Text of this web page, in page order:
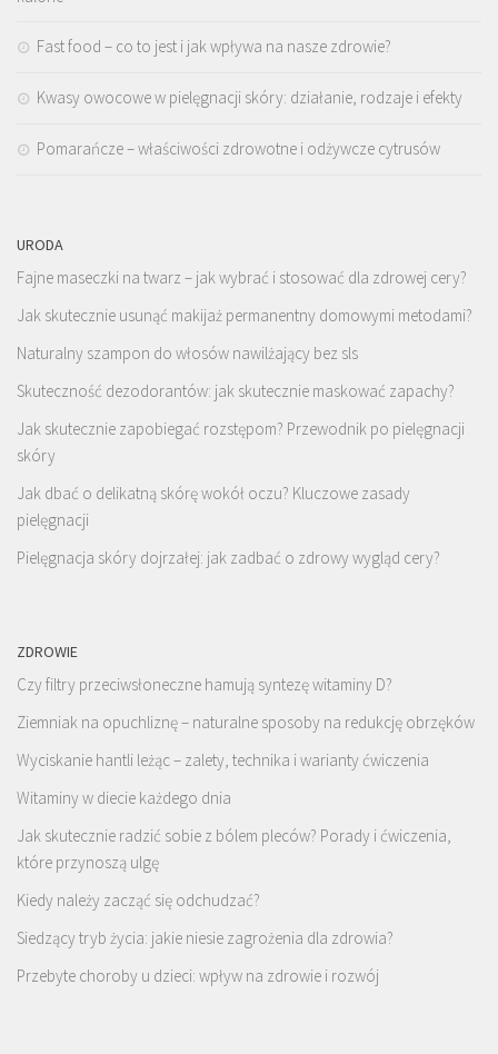
Fast food – co to jest i jak wpływa na nasze zdrowie?
Kwasy owocowe w pielęgnacji skóry: działanie, rodzaje i efekty
Pomarańcze – właściwości zdrowotne i odżywcze cytrusów
URODA
Fajne maseczki na twarz – jak wybrać i stosować dla zdrowej cery?
Jak skutecznie usunąć makijaż permanentny domowymi metodami?
Naturalny szampon do włosów nawilżający bez sls
Skuteczność dezodorantów: jak skutecznie maskować zapachy?
Jak skutecznie zapobiegać rozstępom? Przewodnik po pielęgnacji
skóry
Jak dbać o delikatną skórę wokół oczu? Kluczowe zasady
pielęgnacji
Pielęgnacja skóry dojrzałej: jak zadbać o zdrowy wygląd cery?
ZDROWIE
Czy filtry przeciwsłoneczne hamują syntezę witaminy D?
Ziemniak na opuchliznę – naturalne sposoby na redukcję obrzęków
Wyciskanie hantli leżąc – zalety, technika i warianty ćwiczenia
Witaminy w diecie każdego dnia
Jak skutecznie radzić sobie z bólem pleców? Porady i ćwiczenia,
które przynoszą ulgę
Kiedy należy zacząć się odchudzać?
Siedzący tryb życia: jakie niesie zagrożenia dla zdrowia?
Przebyte choroby u dzieci: wpływ na zdrowie i rozwój